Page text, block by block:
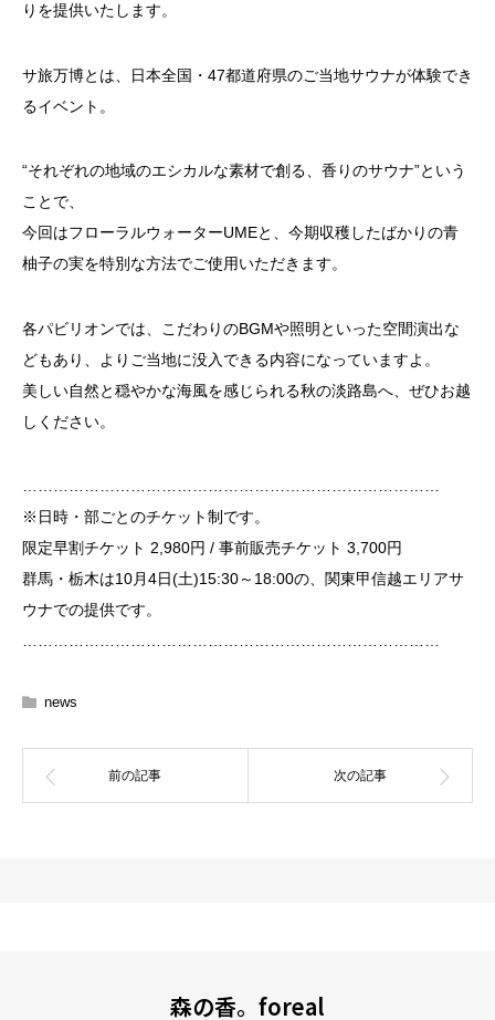
りを提供いたします。
サ旅万博とは、日本全国・47都道府県のご当地サウナが体験でき
るイベント。
“それぞれの地域のエシカルな素材で創る、香りのサウナ”という
ことで、
今回はフローラルウォーターUMEと、今期収穫したばかりの青
柚子の実を特別な方法でご使用いただきます。
各パビリオンでは、こだわりのBGMや照明といった空間演出な
どもあり、よりご当地に没入できる内容になっていますよ。
美しい自然と穏やかな海風を感じられる秋の淡路島へ、ぜひお越
しください。
※日時・部ごとのチケット制です。
限定早割チケット 2,980円 / 事前販売チケット 3,700円
群馬・栃木は10月4日(土)15:30～18:00の、関東甲信越エリアサ
ウナでの提供です。
news
森の香。foreal